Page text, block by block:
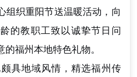
组织重阳节送温暖活动，向
的教职工致以诚挚节日问
福州本地特色礼物。
具地域风情，精选福州传